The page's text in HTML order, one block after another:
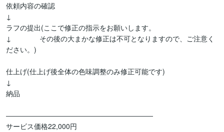
依頼内容の確認
↓
ラフの提出(ここで修正の指示をお願いします。
↓　　　　その後の大まかな修正は不可となりますので、ご注意く
ださい。)
仕上げ(仕上げ後全体の色味調整のみ修正可能です)
↓
納品
―――――――――――――――――――――
サービス価格22,000円